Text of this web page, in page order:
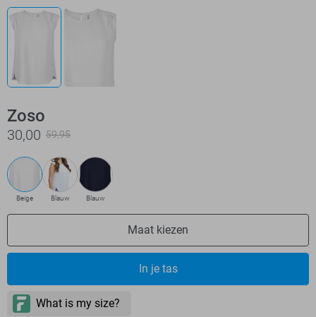
Zoso
30,00 59,95
Beige Blauw Blauw
Maat kiezen
In je tas